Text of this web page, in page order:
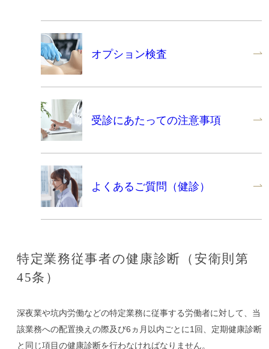
オプション検査
受診にあたっての注意事項
よくあるご質問（健診）
特定業務従事者の健康診断（安衛則第
45条）
深夜業や坑内労働などの特定業務に従事する労働者に対して、当
該業務への配置換えの際及び6ヵ月以内ごとに1回、定期健康診断
と同じ項目の健康診断を行わなければなりません。